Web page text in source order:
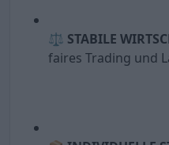
⚖️ STABILE
faires Trading und